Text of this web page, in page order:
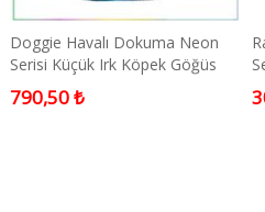
Doggie Havalı Dokuma Neon
Serisi Küçük Irk Köpek Göğüs
Tasması Mavi M 38-44cm
790,50 ₺